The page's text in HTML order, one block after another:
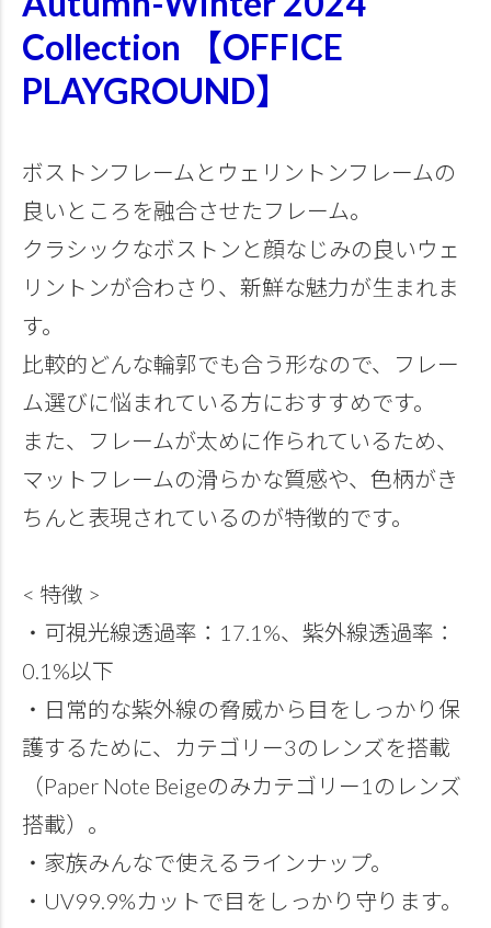
Collection 【OFFICE
PLAYGROUND】
ボストンフレームとウェリントンフレームの
良いところを融合させたフレーム。
クラシックなボストンと顔なじみの良いウェ
リントンが合わさり、新鮮な魅力が生まれま
す。
比較的どんな輪郭でも合う形なので、フレー
ム選びに悩まれている方におすすめです。
また、フレームが太めに作られているため、
マットフレームの滑らかな質感や、色柄がき
ちんと表現されているのが特徴的です。
< 特徴 >
・可視光線透過率：17.1%、紫外線透過率：
0.1%以下
・日常的な紫外線の脅威から目をしっかり保
護するために、カテゴリー3のレンズを搭載
（Paper Note Beigeのみカテゴリー1のレンズ
搭載）。
・家族みんなで使えるラインナップ。
・UV99.9%カットで目をしっかり守ります。